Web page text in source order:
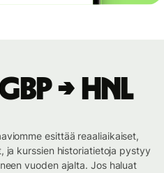
→ HNL
esittää reaaliaikaiset,
ja kurssien historiatietoja pystyy
vuoden ajalta. Jos haluat